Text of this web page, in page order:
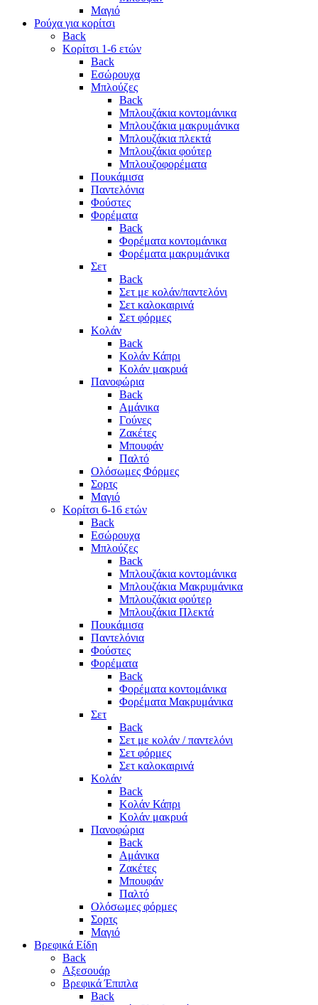
Μαγιό
Ρούχα για κορίτσι
Back
Κορίτσι 1-6 ετών
Back
Εσώρουχα
Μπλούζες
Back
Μπλουζάκια κοντομάνικα
Μπλουζάκια μακρυμάνικα
Μπλουζάκια πλεκτά
Μπλουζάκια φούτερ
Μπλουζοφορέματα
Πουκάμισα
Παντελόνια
Φούστες
Φορέματα
Back
Φορέματα κοντομάνικα
Φορέματα μακρυμάνικα
Σετ
Back
Σετ με κολάν/παντελόνι
Σετ καλοκαιρινά
Σετ φόρμες
Κολάν
Back
Κολάν Κάπρι
Κολάν μακρυά
Πανοφώρια
Back
Αμάνικα
Γούνες
Ζακέτες
Μπουφάν
Παλτό
Ολόσωμες Φόρμες
Σορτς
Μαγιό
Κορίτσι 6-16 ετών
Back
Εσώρουχα
Μπλούζες
Back
Μπλουζάκια κοντομάνικα
Μπλουζάκια Μακρυμάνικα
Μπλουζάκια φούτερ
Μπλουζάκια Πλεκτά
Πουκάμισα
Παντελόνια
Φούστες
Φορέματα
Back
Φορέματα κοντομάνικα
Φορέματα Μακρυμάνικα
Σετ
Back
Σετ με κολάν / παντελόνι
Σετ φόρμες
Σετ καλοκαιρινά
Κολάν
Back
Κολάν Κάπρι
Κολάν μακρυά
Πανοφώρια
Back
Αμάνικα
Ζακέτες
Μπουφάν
Παλτό
Ολόσωμες φόρμες
Σορτς
Μαγιό
Βρεφικά Είδη
Back
Αξεσουάρ
Βρεφικά Έπιπλα
Back